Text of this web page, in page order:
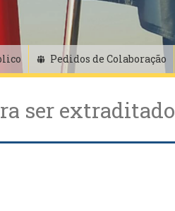
Pedidos de Colaboração
ser extraditado